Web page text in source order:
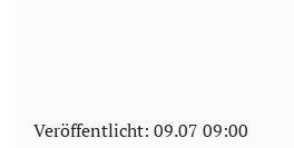
Veröffentlicht: 09.07 09:00